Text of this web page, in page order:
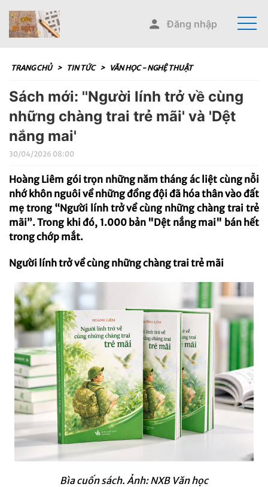
Đăng nhập
TRANG CHỦ > TIN TỨC > VĂN HỌC - NGHỆ THUẬT
Sách mới: ''Người lính trở về cùng
những chàng trai trẻ mãi' và 'Dệt
nắng mai'
30/04/2026 08:00
Hoàng Liêm gói trọn những năm tháng ác liệt cùng nỗi
nhớ khôn nguôi về những đồng đội đã hóa thân vào đất
mẹ trong “Người lính trở về cùng những chàng trai trẻ
mãi”. Trong khi đó, 1.000 bản "Dệt nắng mai" bán hết
trong chớp mắt.
Người lính trở về cùng những chàng trai trẻ mãi
Bìa cuốn sách. Ảnh: NXB Văn học